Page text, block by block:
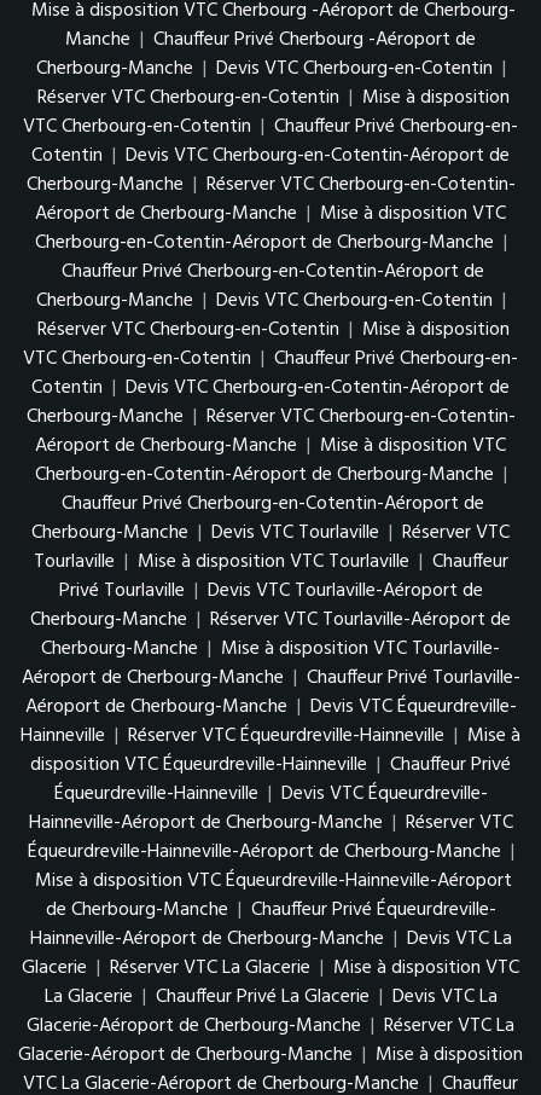
Mise à disposition VTC Cherbourg -Aéroport de Cherbourg-
Manche | Chauffeur Privé Cherbourg -Aéroport de
Cherbourg-Manche | Devis VTC Cherbourg-en-Cotentin |
Réserver VTC Cherbourg-en-Cotentin | Mise à disposition
VTC Cherbourg-en-Cotentin | Chauffeur Privé Cherbourg-en-
Cotentin | Devis VTC Cherbourg-en-Cotentin-Aéroport de
Cherbourg-Manche | Réserver VTC Cherbourg-en-Cotentin-
Aéroport de Cherbourg-Manche | Mise à disposition VTC
Cherbourg-en-Cotentin-Aéroport de Cherbourg-Manche |
Chauffeur Privé Cherbourg-en-Cotentin-Aéroport de
Cherbourg-Manche | Devis VTC Cherbourg-en-Cotentin |
Réserver VTC Cherbourg-en-Cotentin | Mise à disposition
VTC Cherbourg-en-Cotentin | Chauffeur Privé Cherbourg-en-
Cotentin | Devis VTC Cherbourg-en-Cotentin-Aéroport de
Cherbourg-Manche | Réserver VTC Cherbourg-en-Cotentin-
Aéroport de Cherbourg-Manche | Mise à disposition VTC
Cherbourg-en-Cotentin-Aéroport de Cherbourg-Manche |
Chauffeur Privé Cherbourg-en-Cotentin-Aéroport de
Cherbourg-Manche | Devis VTC Tourlaville | Réserver VTC
Tourlaville | Mise à disposition VTC Tourlaville | Chauffeur
Privé Tourlaville | Devis VTC Tourlaville-Aéroport de
Cherbourg-Manche | Réserver VTC Tourlaville-Aéroport de
Cherbourg-Manche | Mise à disposition VTC Tourlaville-
Aéroport de Cherbourg-Manche | Chauffeur Privé Tourlaville-
Aéroport de Cherbourg-Manche | Devis VTC Équeurdreville-
Hainneville | Réserver VTC Équeurdreville-Hainneville | Mise à
disposition VTC Équeurdreville-Hainneville | Chauffeur Privé
Équeurdreville-Hainneville | Devis VTC Équeurdreville-
Hainneville-Aéroport de Cherbourg-Manche | Réserver VTC
Équeurdreville-Hainneville-Aéroport de Cherbourg-Manche |
Mise à disposition VTC Équeurdreville-Hainneville-Aéroport
de Cherbourg-Manche | Chauffeur Privé Équeurdreville-
Hainneville-Aéroport de Cherbourg-Manche | Devis VTC La
Glacerie | Réserver VTC La Glacerie | Mise à disposition VTC
La Glacerie | Chauffeur Privé La Glacerie | Devis VTC La
Glacerie-Aéroport de Cherbourg-Manche | Réserver VTC La
Glacerie-Aéroport de Cherbourg-Manche | Mise à disposition
VTC La Glacerie-Aéroport de Cherbourg-Manche | Chauffeur